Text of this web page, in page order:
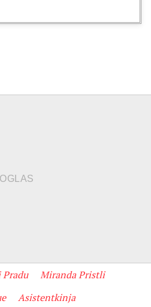
Miranda Pristli
Asistentkinja